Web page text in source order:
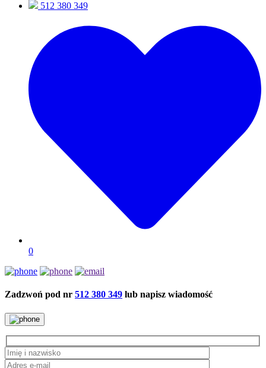
512 380 349
0
Zadzwoń pod nr 512 380 349 lub napisz wiadomość